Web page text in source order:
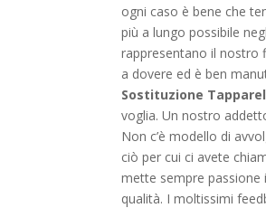
ogni caso è bene che
più a lungo possibile
rappresentano il nostro
a dovere ed è ben
Sostituzione
voglia. Un nostro
Non c’è modello di
ciò per cui ci avete
mette sempre passione
qualità. I moltissimi